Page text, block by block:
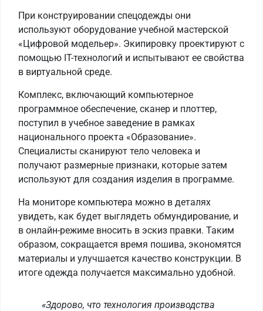
При конструировании спецодежды они
используют оборудование учебной мастерской
«Цифровой модельер». Экипировку проектируют с
помощью IT-технологий и испытывают ее свойства
в виртуальной среде.
Комплекс, включающий компьютерное
программное обеспечение, сканер и плоттер,
поступил в учебное заведение в рамках
национального проекта «Образование».
Специалисты сканируют тело человека и
получают размерные признаки, которые затем
используют для создания изделия в программе.
На мониторе компьютера можно в деталях
увидеть, как будет выглядеть обмундирование, и
в онлайн-режиме вносить в эскиз правки. Таким
образом, сокращается время пошива, экономятся
материалы и улучшается качество конструкции. В
итоге одежда получается максимально удобной.
«Здорово, что технология производства